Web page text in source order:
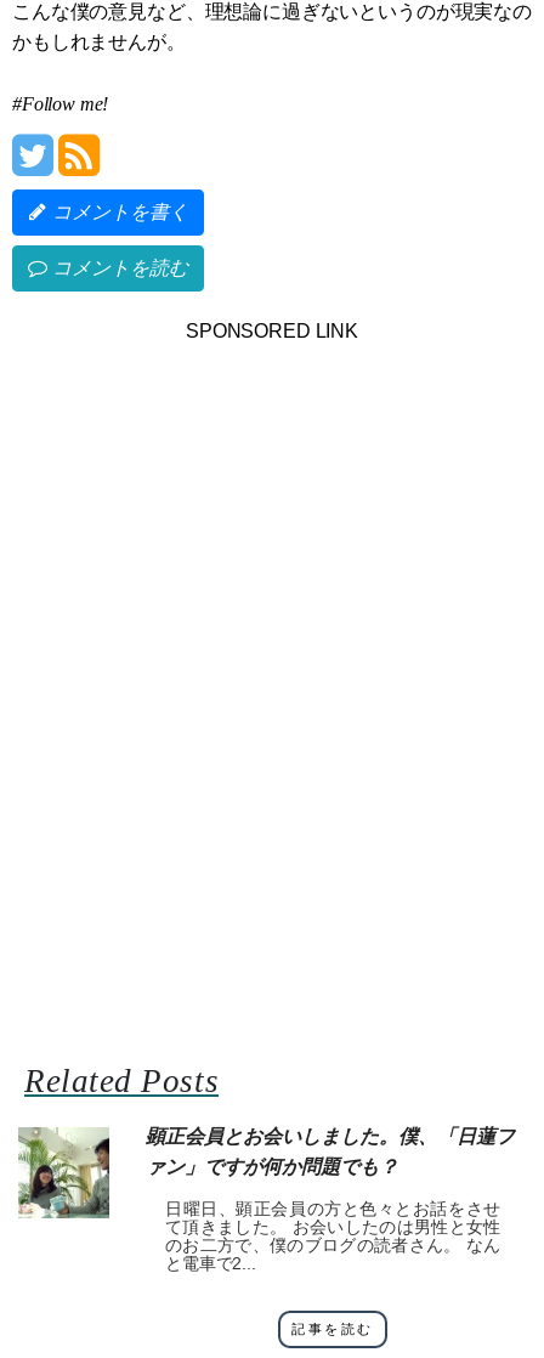
こんな僕の意見など、理想論に過ぎないというのが現実なの
かもしれませんが。
#Follow me!
コメントを書く
コメントを読む
SPONSORED LINK
Related Posts
顕正会員とお会いしました。僕、「日蓮フ
ァン」ですが何か問題でも？
日曜日、顕正会員の方と色々とお話をさせ
て頂きました。 お会いしたのは男性と女性
のお二方で、僕のブログの読者さん。 なん
と電車で2...
記事を読む